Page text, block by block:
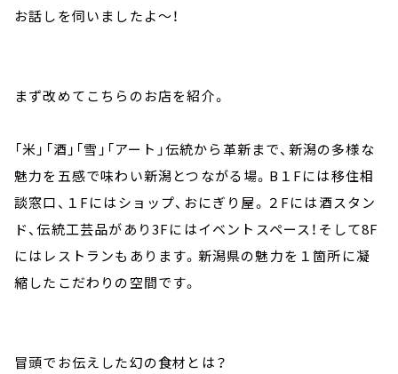
お話しを伺いましたよ～！
まず改めてこちらのお店を紹介。
「米」「酒」「雪」「アート」伝統から革新まで、新潟の多様な
魅力を五感で味わい新潟とつながる場。B１Fには移住相
談窓口、１Fにはショップ、おにぎり屋。２Fには酒スタン
ド、伝統工芸品があり3Fにはイベントスペース！そして8F
にはレストランもあります。新潟県の魅力を１箇所に凝
縮したこだわりの空間です。
冒頭でお伝えした幻の食材とは？